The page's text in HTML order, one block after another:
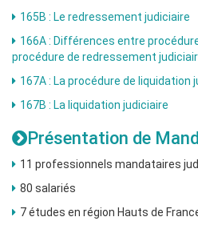
165B : Le redressement judiciaire
166A : Différences entre
procédure de redressement
167A : La procédure de liquidation
167B : La liquidation judiciaire
Présentation de
11 professionnels mandataires
80 salariés
7 études en région Hauts de